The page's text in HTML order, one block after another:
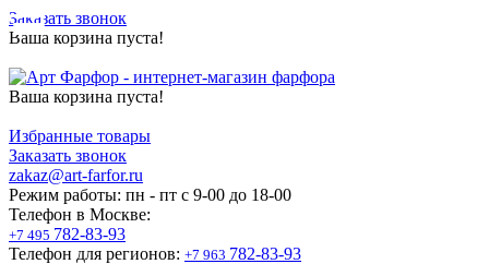
Заказать звонок
Ваша корзина пуста!
Ваша корзина пуста!
Избранные товары
Заказать звонок
zakaz@art-farfor.ru
Режим работы: пн - пт c 9-00 до 18-00
Телефон в Москве:
+7 495 782-83-93
Телефон для регионов: +7 963 782-83-93